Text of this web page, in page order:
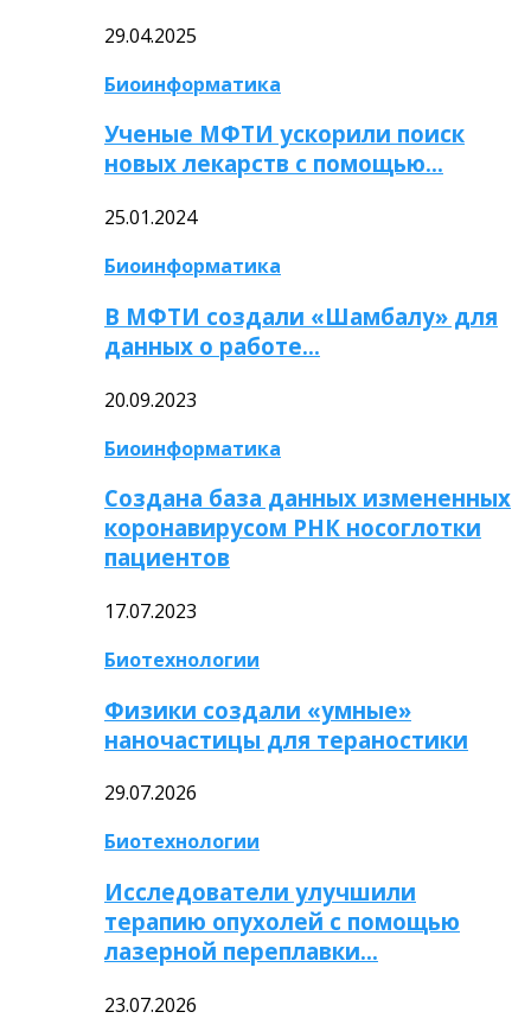
29.04.2025
Биоинформатика
Ученые МФТИ ускорили поиск
новых лекарств с помощью…
25.01.2024
Биоинформатика
В МФТИ создали «Шамбалу» для
данных о работе…
20.09.2023
Биоинформатика
Создана база данных измененных
коронавирусом РНК носоглотки
пациентов
17.07.2023
Биотехнологии
Физики создали «умные»
наночастицы для тераностики
29.07.2026
Биотехнологии
Исследователи улучшили
терапию опухолей с помощью
лазерной переплавки…
23.07.2026